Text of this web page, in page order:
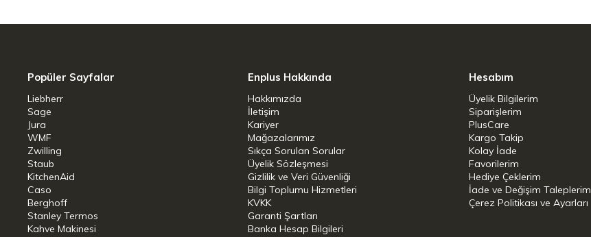
Yapışmaz Yüzey Dostu: Seramik, granit ve tüm yapışmaz kaplamalı tencere ve
Boyutlar: 27 cm (Uzunluk) x 6,5 cm (Genişlik)
Materyal: Çelik çekirdek + Isıya dayanıklı silikon
Temizlik: Bulaşık makinesinde yıkanabilir
Popüler Sayfalar
Liebherr
Sage
Jura
WMF
Zwilling
Staub
KitchenAid
Caso
Berghoff
Stanley Termos
Kahve Makinesi
Enplus Hakkında
Hakkımızda
İletişim
Kariyer
Mağazalarımız
Sıkça Sorulan Sorular
Üyelik Sözleşmesi
Gizlilik ve Veri Güvenliği
Bilgi Toplumu Hizmetleri
KVKK
Garanti Şartları
Banka Hesap Bilgileri
Hesabım
Üyelik Bilgilerim
Siparişlerim
PlusCare
Kargo Takip
Kolay İade
Favorilerim
Hediye Çeklerim
İade ve Değişim Taleplerim
Çerez Politikası ve Ayarları